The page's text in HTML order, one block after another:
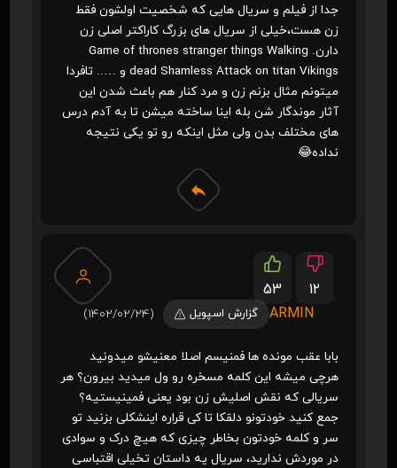
جدا از فیلم و سریال هایی که شخصیت اولشون فقط
زن هست،خیلی از سریال های بزرگ کاراکتر اصلی زن
دارن. Game of thrones stranger things Walking
dead Shamless Attack on titan Vikings و ….. تافردا
میتونم مثال بزنم زن و مرد کنار هم باعث شدن این
آثار موندگار شن بله اینا ساخته میشن تا به آدم درس
های مختلف بدن ولی مثل اینکه رو تو یکی نتیجه
نداده😂
53
12
ARMIN
گزارش اسپویل (1402/02/24)
بابا عقب مونده ها فمنیسم اصلا معنیشو میدونید
هرچی میشه این کلمه مسخره رو ول میدید بیرون؟ هر
سریالی که نقش اصلیش زن بود یعنی فمینیستیه؟
جمع کنید خودتونو دلقکا تا کی قراره اینشکلی بزنید تو
سر و کلمه خودتون بخاطر چیزی که هیچ درک و سوادی
در موردش ندارید، سریال یه داستان تخیلی اقتباسی